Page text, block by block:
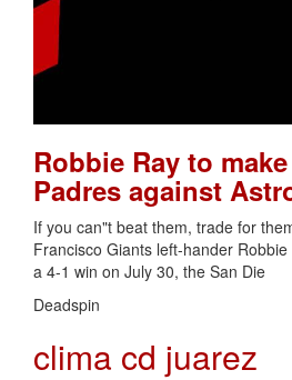
Robbie Ray to
Padres against
If you can"t beat them, trade for
Francisco Giants left-hander
a 4-1 win on July 30, the San Die
Deadspin
clima cd juarez